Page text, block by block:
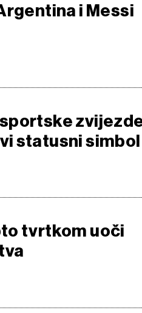
i Messi
statusni simbol
tvrtkom uoči